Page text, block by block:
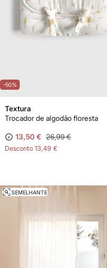
-50%
Textura
Trocador de algodão floresta
13,50 € 26,99 €
Desconto 13,49 €
SEMELHANTE